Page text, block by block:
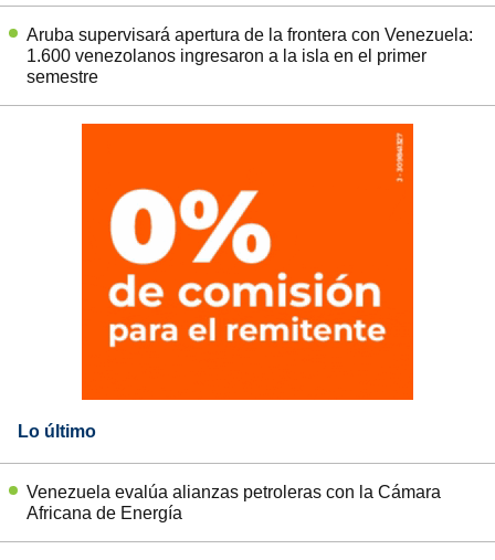
Aruba supervisará apertura de la frontera con Venezuela:
1.600 venezolanos ingresaron a la isla en el primer
semestre
Lo último
Venezuela evalúa alianzas petroleras con la Cámara
Africana de Energía